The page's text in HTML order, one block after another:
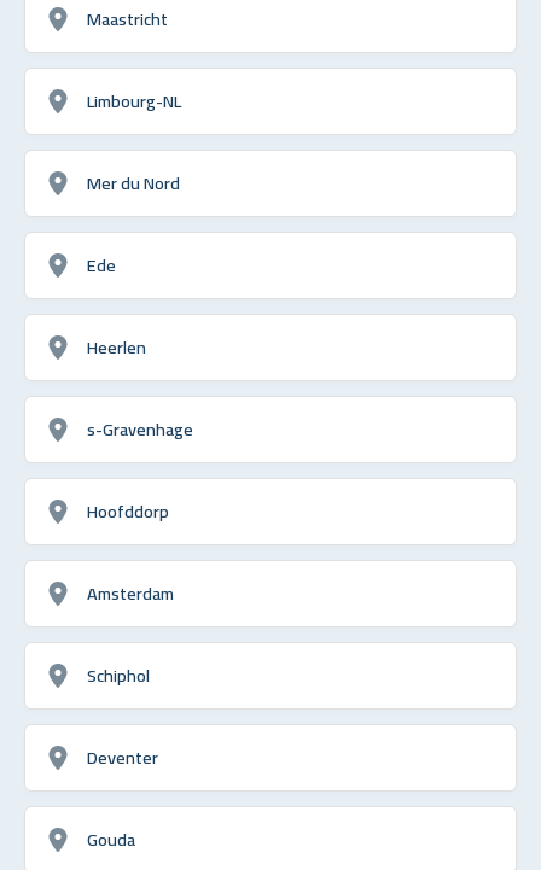
Maastricht
Limbourg-NL
Mer du Nord
Ede
Heerlen
s-Gravenhage
Hoofddorp
Amsterdam
Schiphol
Deventer
Gouda